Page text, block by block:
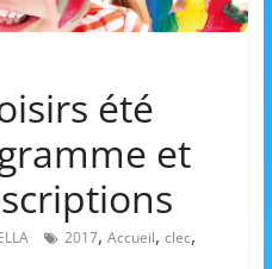
l'Animation
–
Stiring-
été
et
2017, Accueil, clec,